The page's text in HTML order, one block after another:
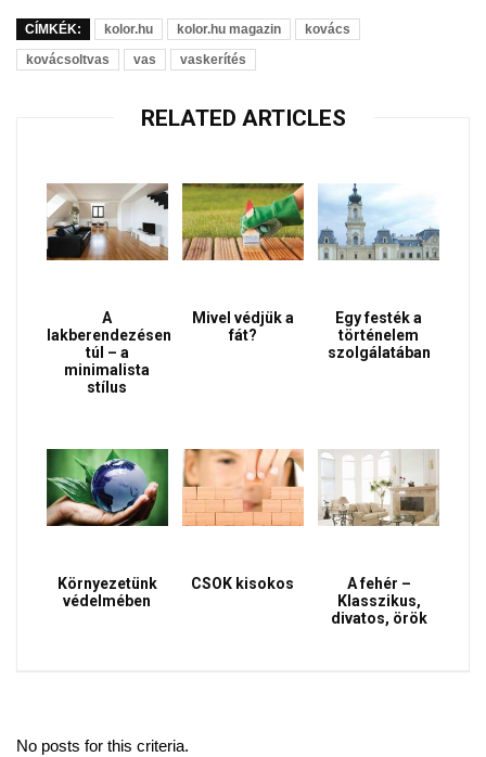
CÍMKÉK: kolor.hu kolor.hu magazin
kovács
kovácsoltvas
vas vaskerítés
RELATED ARTICLES
A
lakberendezésen
túl – a
minimalista
stílus
Mivel védjük a
fát?
Egy festék a
történelem
szolgálatában
Környezetünk
védelmében
CSOK kisokos
A fehér –
Klasszikus,
divatos, örök
No posts for this criteria.